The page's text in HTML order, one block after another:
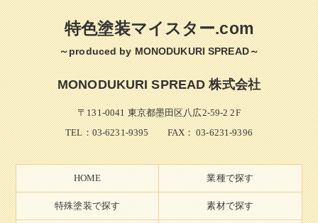
特色塗装マイスター.com
～produced by MONODUKURI SPREAD～
MONODUKURI SPREAD 株式会社
〒131-0041 東京都墨田区八広2-59-2 2F
TEL：03-6231-9395FAX： 03-6231-9396
HOME 業種で探す
特殊塗装で探す 素材で探す